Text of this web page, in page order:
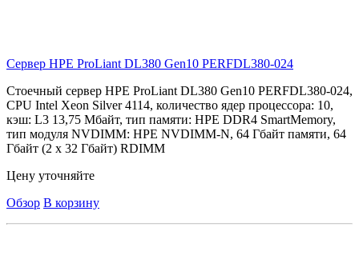
Сервер HPE ProLiant DL380 Gen10 PERFDL380-024
Стоечный сервер HPE ProLiant DL380 Gen10 PERFDL380-024,
CPU Intel Xeon Silver 4114, количество ядер процессора: 10,
кэш: L3 13,75 Мбайт, тип памяти: HPE DDR4 SmartMemory,
тип модуля NVDIMM: HPE NVDIMM-N, 64 Гбайт памяти, 64
Гбайт (2 x 32 Гбайт) RDIMM
Цену уточняйте
Обзор В корзину